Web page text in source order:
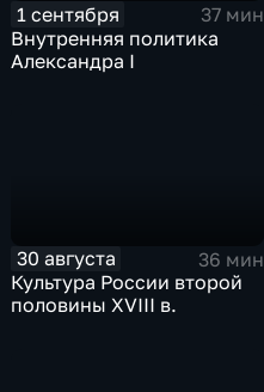
1 сентября
37 мин
Внутренняя политика
Александра I
30 августа
36 мин
Культура России второй
половины XVIII в.